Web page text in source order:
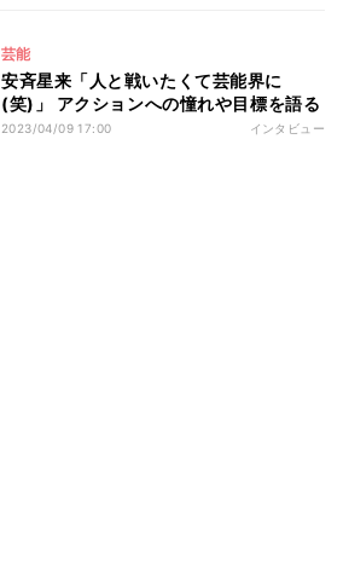
芸能
安斉星来「人と戦いたくて芸能界に
(笑)」 アクションへの憧れや目標を語る
2023/04/09 17:00 インタビュー